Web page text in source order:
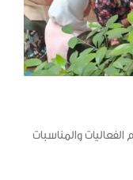
الفعاليات والمناسبات